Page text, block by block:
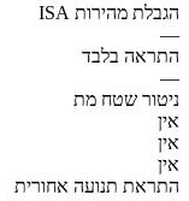
הגבלת מהירות ISA
—
התראה בלבד
—
ניטור שטח מת
אין
אין
אין
התראת תנועה אחורית